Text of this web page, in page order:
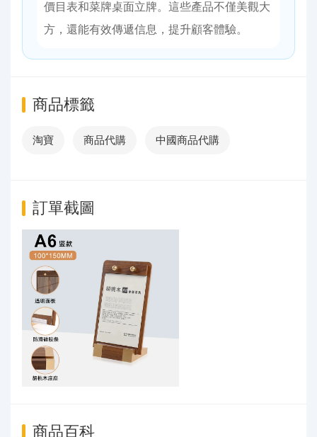
價目表和菜牌桌面立牌。這些產品不僅美觀大
方，還能有效傳遞信息，提升顧客體驗。
商品標籤
淘寶 商品代購 中國商品代購
訂單截圖
商品百科